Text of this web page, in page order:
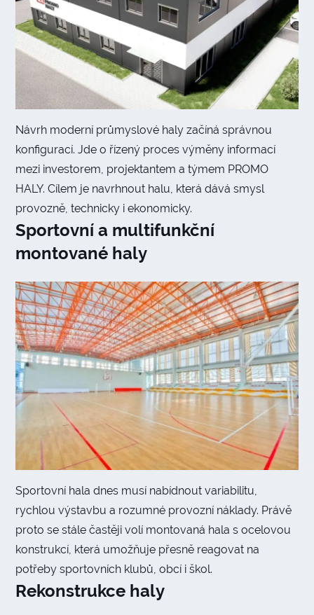
Návrh moderní průmyslové haly začíná správnou
konfigurací. Jde o řízený proces výměny informací
mezi investorem, projektantem a týmem PROMO
HALY. Cílem je navrhnout halu, která dává smysl
provozně, technicky i ekonomicky.
Sportovní a multifunkční
montované haly
Sportovní hala dnes musí nabídnout variabilitu,
rychlou výstavbu a rozumné provozní náklady. Právě
proto se stále častěji volí montovaná hala s ocelovou
konstrukcí, která umožňuje přesně reagovat na
potřeby sportovních klubů, obcí i škol.
Rekonstrukce haly